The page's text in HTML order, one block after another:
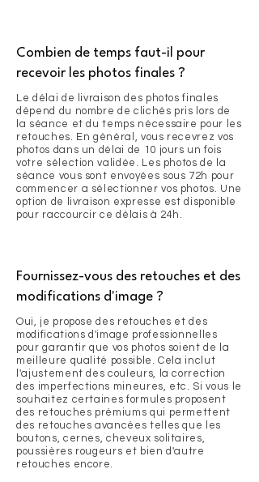
Combien de temps faut-il pour
recevoir les photos finales ?
Le délai de livraison des photos finales
dépend du nombre de clichés pris lors de
la séance et du temps nécessaire pour les
retouches. En général, vous recevrez vos
photos dans un délai de 10 jours un fois
votre sélection validée. Les photos de la
séance vous sont envoyées sous 72h pour
commencer a sélectionner vos photos. Une
option de livraison expresse est disponible
pour raccourcir ce délais à 24h.
Fournissez-vous des retouches et des
modifications d'image ?
Oui, je propose des retouches et des
modifications d'image professionnelles
pour garantir que vos photos soient de la
meilleure qualité possible. Cela inclut
l'ajustement des couleurs, la correction
des imperfections mineures, etc. Si vous le
souhaitez certaines formules proposent
des retouches prémiums qui permettent
des retouches avancées telles que les
boutons, cernes, cheveux solitaires,
poussières rougeurs et bien d'autre
retouches encore.